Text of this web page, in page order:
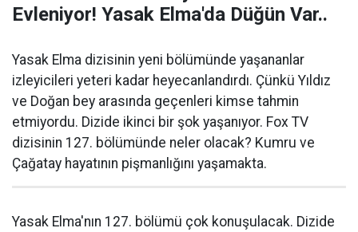
Evleniyor! Yasak Elma'da Düğün Var..
Yasak Elma dizisinin yeni bölümünde yaşananlar
izleyicileri yeteri kadar heyecanlandırdı. Çünkü Yıldız
ve Doğan bey arasında geçenleri kimse tahmin
etmiyordu. Dizide ikinci bir şok yaşanıyor. Fox TV
dizisinin 127. bölümünde neler olacak? Kumru ve
Çağatay hayatının pişmanlığını yaşamakta.
Yasak Elma'nın 127. bölümü çok konuşulacak. Dizide